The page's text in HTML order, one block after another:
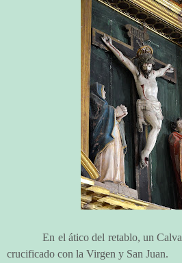
En el ático del retablo, un
crucificado con la Virgen y San Juan.